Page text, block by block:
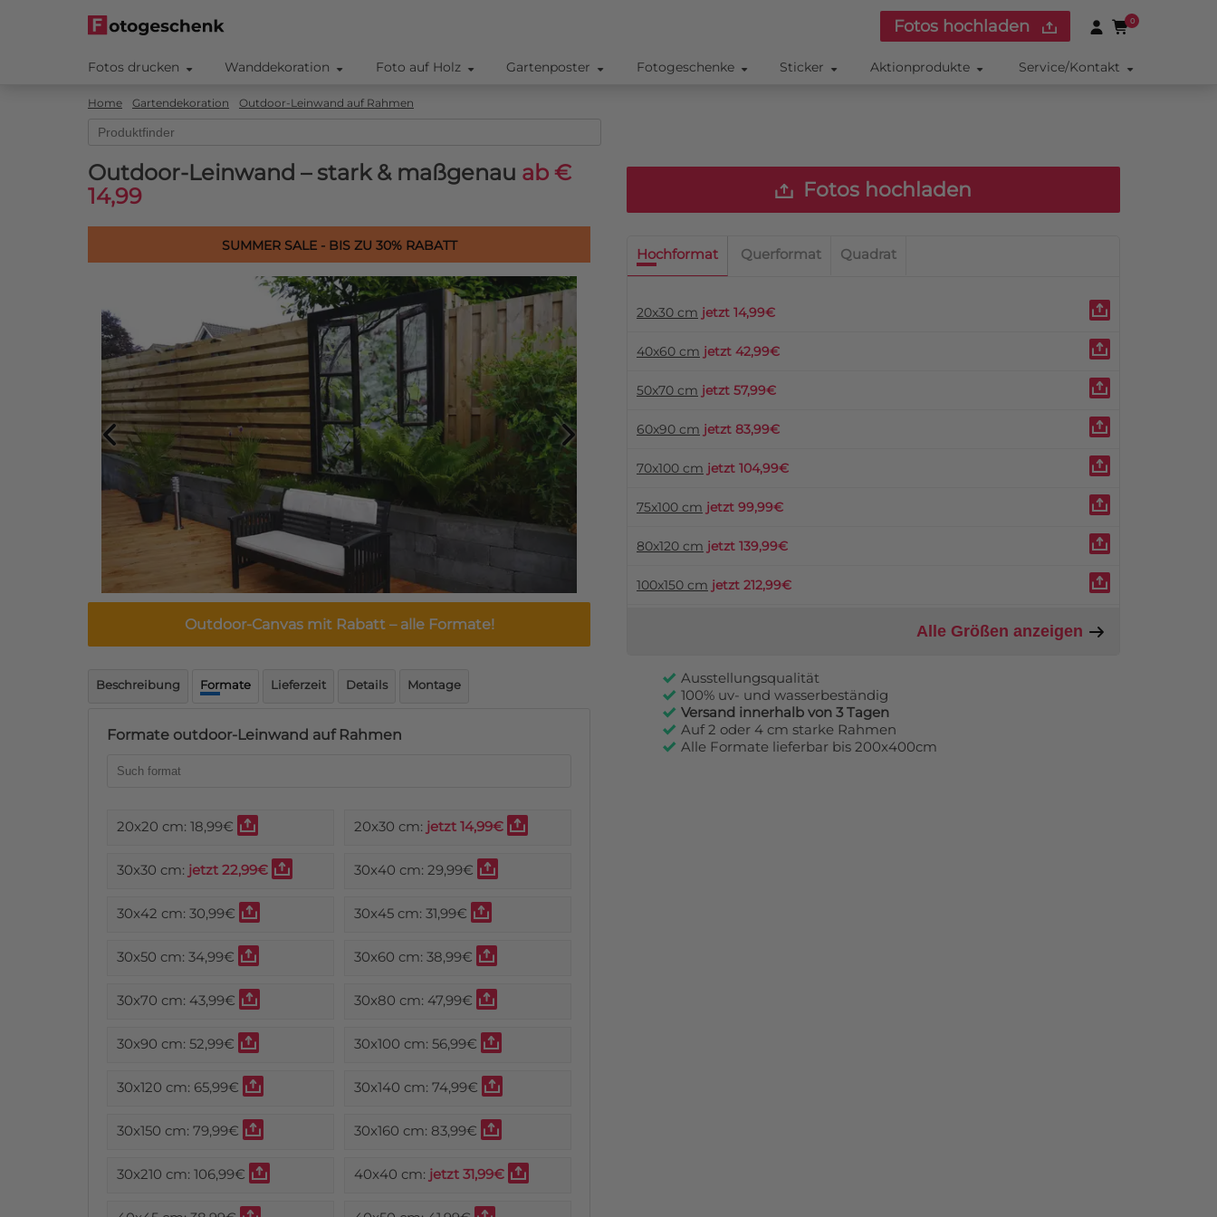
Fotos hochladen 0
Fotos drucken Wanddekoration Foto auf Holz Gartenposter Fotogeschenke Sticker Aktionprodukte Service/Kontakt
Home Gartendekoration Outdoor-Leinwand auf Rahmen
Outdoor-Leinwand – stark & maßgenau ab €
14,99
SUMMER SALE - BIS ZU 30% RABATT
Outdoor-Canvas mit Rabatt– alle Formate!
Beschreibung Formate Lieferzeit Details Montage
Formate outdoor-Leinwand auf Rahmen
20x20 cm: 18,99€ 20x30 cm: jetzt 14,99€
30x30 cm: jetzt 22,99€ 30x40 cm: 29,99€
30x42 cm: 30,99€ 30x45 cm: 31,99€
30x50 cm: 34,99€ 30x60 cm: 38,99€
30x70 cm: 43,99€ 30x80 cm: 47,99€
30x90 cm: 52,99€ 30x100 cm: 56,99€
30x120 cm: 65,99€ 30x140 cm: 74,99€
30x150 cm: 79,99€ 30x160 cm: 83,99€
30x210 cm: 106,99€ 40x40 cm: jetzt 31,99€
Fotos hochladen
Hochformat Querformat Quadrat
20x30 cm jetzt 14,99€
40x60 cm jetzt 42,99€
50x70 cm jetzt 57,99€
60x90 cm jetzt 83,99€
70x100 cm jetzt 104,99€
75x100 cm jetzt 99,99€
80x120 cm jetzt 139,99€
100x150 cm jetzt 212,99€
Alle Größen anzeigen
Ausstellungsqualität
100% uv- und wasserbeständig
Versand innerhalb von 3 Tagen
Auf 2 oder 4 cm starke Rahmen
Alle Formate lieferbar bis 200x400cm